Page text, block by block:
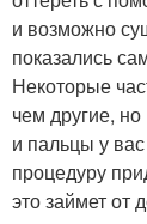
и возможно
показались
Некоторые
чем другие,
и пальцы у
процедуру
это займет от